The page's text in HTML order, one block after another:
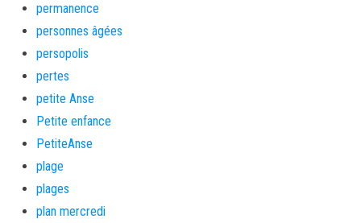
permanence
personnes âgées
persopolis
pertes
petite Anse
Petite enfance
PetiteAnse
plage
plages
plan mercredi